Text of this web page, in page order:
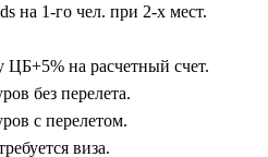
на 1-го чел. при 2-х мест.
ЦБ+5% на расчетный счет.
без перелета.
с перелетом.
виза.